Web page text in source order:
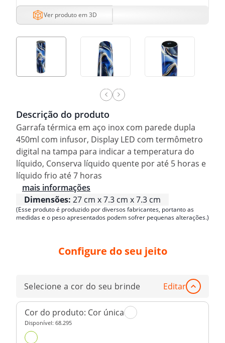
Ver produto em 3D
Descrição do produto
Garrafa térmica em aço inox com parede dupla
450ml com infusor, Display LED com termômetro
digital na tampa para indicar a temperatura do
líquido, Conserva líquido quente por até 5 horas e
líquido frio até 7 horas
mais informações
Dimensões: 27 cm x 7.3 cm x 7.3 cm
(Esse produto é produzido por diversos fabricantes, portanto as
medidas e o peso apresentados podem sofrer pequenas alterações.)
Configure do seu jeito
Selecione a cor do seu brinde Editar
Cor do produto: Cor única
Disponível: 68.295